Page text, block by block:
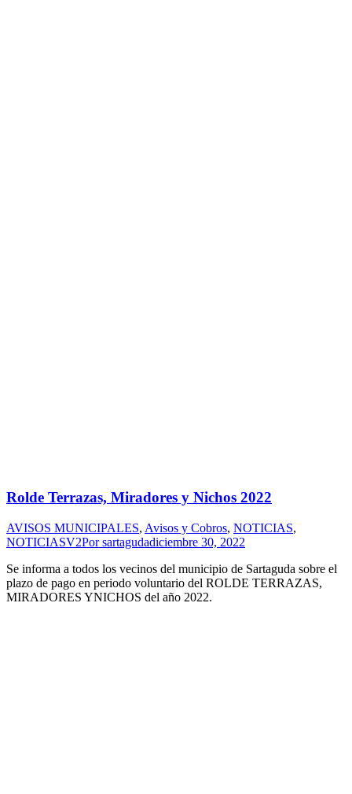
Rolde Terrazas, Miradores y Nichos 2022
AVISOS MUNICIPALES, Avisos y Cobros, NOTICIAS,
NOTICIASV2Porsartagudadiciembre 30, 2022
Se informa a todos los vecinos del municipio de Sartaguda sobre el
plazo de pago en periodo voluntario del ROLDE TERRAZAS,
MIRADORES YNICHOS del año 2022.